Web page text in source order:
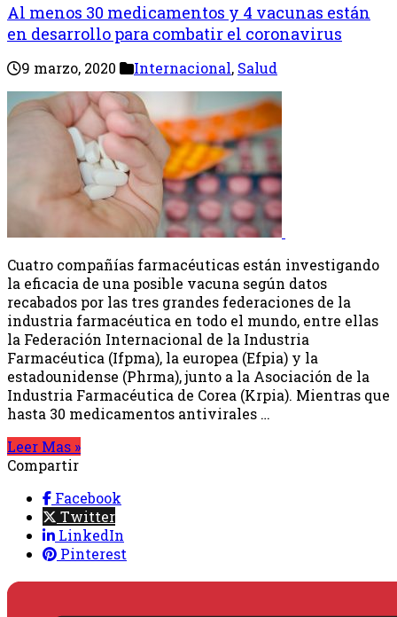
Al menos 30 medicamentos y 4 vacunas están
en desarrollo para combatir el coronavirus
9 marzo, 2020 Internacional, Salud
Cuatro compañías farmacéuticas están investigando
la eficacia de una posible vacuna según datos
recabados por las tres grandes federaciones de la
industria farmacéutica en todo el mundo, entre ellas
la Federación Internacional de la Industria
Farmacéutica (Ifpma), la europea (Efpia) y la
estadounidense (Phrma), junto a la Asociación de la
Industria Farmacéutica de Corea (Krpia). Mientras que
hasta 30 medicamentos antivirales …
Leer Mas »
Compartir
Facebook
Twitter
LinkedIn
Pinterest